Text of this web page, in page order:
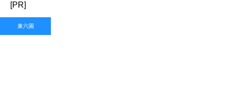
[PR]
兼六園